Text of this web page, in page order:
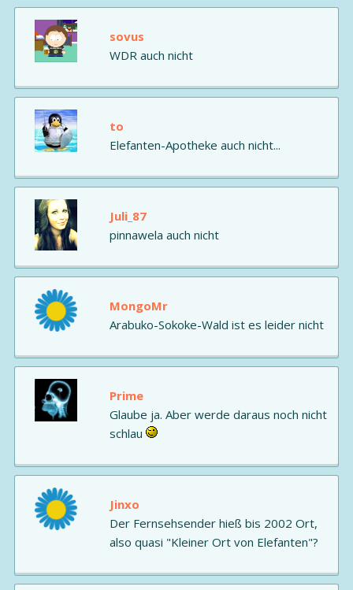
sovus
WDR auch nicht
to
Elefanten-Apotheke auch nicht...
Juli_87
pinnawela auch nicht
MongoMr
Arabuko-Sokoke-Wald ist es leider nicht
Prime
Glaube ja. Aber werde daraus noch nicht
schlau
Jinxo
Der Fernsehsender hieß bis 2002 Ort,
also quasi "Kleiner Ort von Elefanten"?